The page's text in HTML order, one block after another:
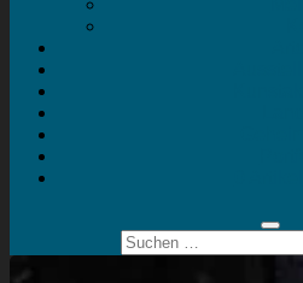
Suchen
nach: